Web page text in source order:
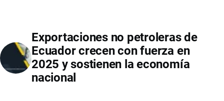
EL
PRECIO
MÍNIMO
DE
Exportaciones no petroleras de
Ecuador crecen con fuerza en
2025 y sostienen la economía
nacional